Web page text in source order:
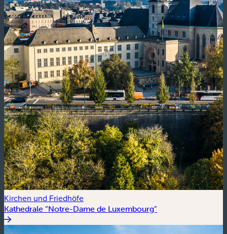
Kirchen und Friedhöfe
Kathedrale “Notre-Dame de Luxembourg”